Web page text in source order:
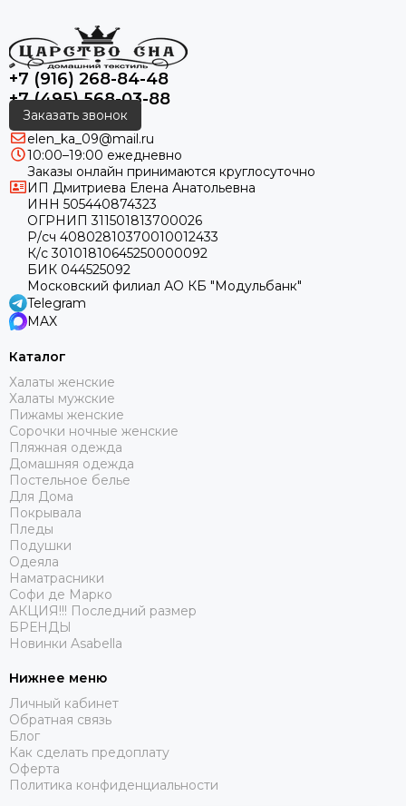
+7 (916) 268-84-48
+7 (495) 568-03-88
Заказать звонок
elen_ka_09@mail.ru
10:00–19:00 ежедневно
Заказы онлайн принимаются круглосуточно
ИП Дмитриева Елена Анатольевна
ИНН 505440874323
ОГРНИП 311501813700026
Р/сч 40802810370010012433
К/с 30101810645250000092
БИК 044525092
Московский филиал АО КБ "Модульбанк"
Telegram
MAX
Каталог
Халаты женские
Халаты мужские
Пижамы женские
Сорочки ночные женские
Пляжная одежда
Домашняя одежда
Постельное белье
Для Дома
Покрывала
Пледы
Подушки
Одеяла
Наматрасники
Софи де Марко
АКЦИЯ!!! Последний размер
БРЕНДЫ
Новинки Asabella
Нижнее меню
Личный кабинет
Обратная связь
Блог
Как сделать предоплату
Оферта
Политика конфиденциальности